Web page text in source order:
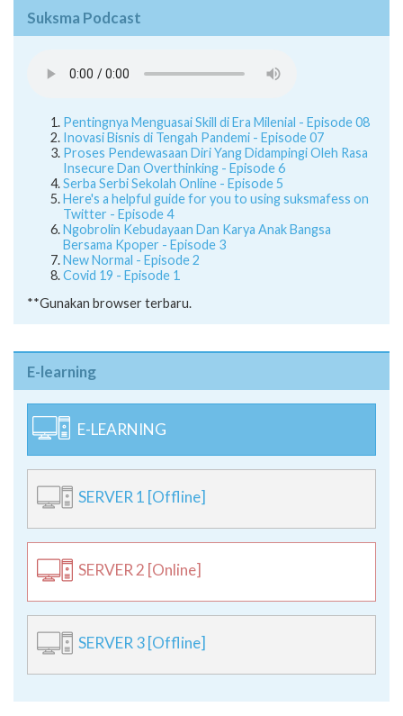
Suksma Podcast
Pentingnya Menguasai Skill di Era Milenial - Episode 08
Inovasi Bisnis di Tengah Pandemi - Episode 07
Proses Pendewasaan Diri Yang Didampingi Oleh Rasa
Insecure Dan Overthinking - Episode 6
Serba Serbi Sekolah Online - Episode 5
Here's a helpful guide for you to using suksmafess on
Twitter - Episode 4
Ngobrolin Kebudayaan Dan Karya Anak Bangsa
Bersama Kpoper - Episode 3
New Normal - Episode 2
Covid 19 - Episode 1
**Gunakan browser terbaru.
E-learning
E-LEARNING
SERVER 1 [Offline]
SERVER 2 [Online]
SERVER 3 [Offline]